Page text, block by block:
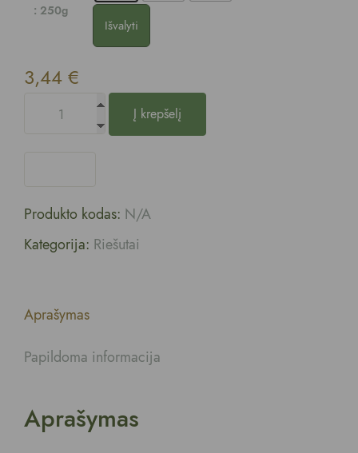
: 250g
Išvalyti
3,44 €
Į krepšelį
Produkto kodas: N/A
Kategorija: Riešutai
Aprašymas
Papildoma informacija
Aprašymas